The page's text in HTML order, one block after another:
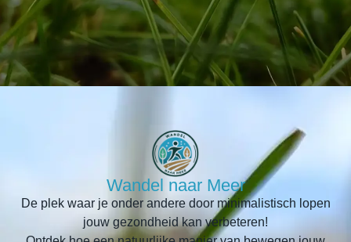
Wandel naar Meer
De plek waar je onder andere door minimalistisch lopen
jouw gezondheid kan verbeteren!